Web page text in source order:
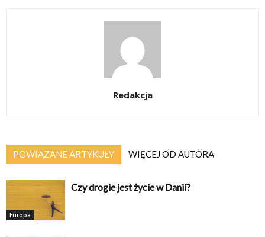
Redakcja
POWIĄZANE ARTYKUŁY WIĘCEJ OD AUTORA
Europa
Czy drogie jest życie w Danii?